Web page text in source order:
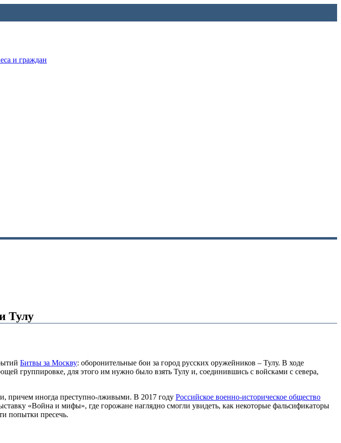
и граждан
Тулу
Битвы за Москву: оборонительные бои за город русских оружейников – Тулу. В ходе
группировке, для этого им нужно было взять Тулу и, соединившись с войсками с севера,
причем иногда преступно-лживыми. В 2017 году Российское военно-историческое общество
«Война и мифы», где горожане наглядно смогли увидеть, как некоторые фальсификаторы
попытки пресечь.